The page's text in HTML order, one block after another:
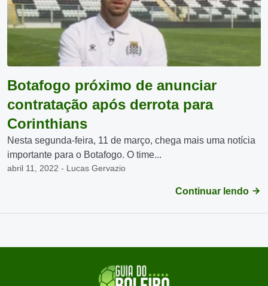
Botafogo próximo de anunciar
contratação após derrota para
Corinthians
Nesta segunda-feira, 11 de março, chega mais uma notícia
importante para o Botafogo. O time...
abril 11, 2022 - Lucas Gervazio
Continuar lendo